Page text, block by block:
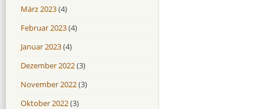
März 2023(4)
Februar 2023(4)
Januar 2023(4)
Dezember 2022(3)
November 2022(3)
Oktober 2022(3)